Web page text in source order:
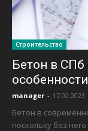
Строительство
Бетон в СПб
manager - 17.02.2023
Бетон в
поскольку без